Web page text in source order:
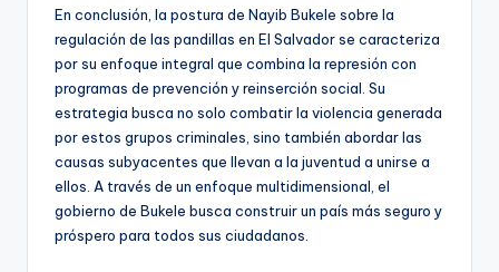
En conclusión, la postura de Nayib Bukele sobre la
regulación de las pandillas en El Salvador se caracteriza
por su enfoque integral que combina la represión con
programas de prevención y reinserción social. Su
estrategia busca no solo combatir la violencia generada
por estos grupos criminales, sino también abordar las
causas subyacentes que llevan a la juventud a unirse a
ellos. A través de un enfoque multidimensional, el
gobierno de Bukele busca construir un país más seguro y
próspero para todos sus ciudadanos.